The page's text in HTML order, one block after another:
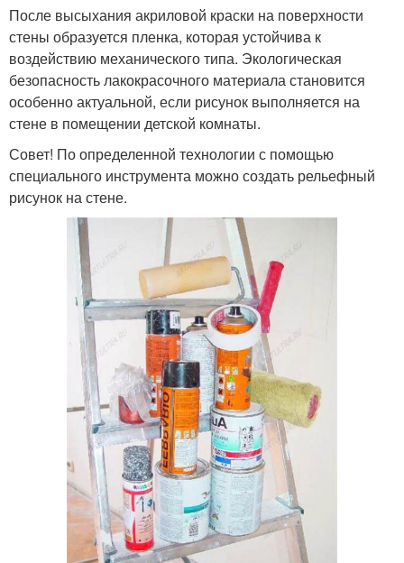
После высыхания акриловой краски на поверхности
стены образуется пленка, которая устойчива к
воздействию механического типа. Экологическая
безопасность лакокрасочного материала становится
особенно актуальной, если рисунок выполняется на
стене в помещении детской комнаты.
Совет! По определенной технологии с помощью
специального инструмента можно создать рельефный
рисунок на стене.